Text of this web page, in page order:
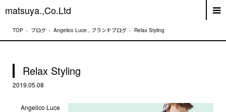
matsuya.,Co.Ltd
ブログ Angelico Luce , ブランドブログ Relax Styling
Relax Styling
2019.05.08
Angelico Luce